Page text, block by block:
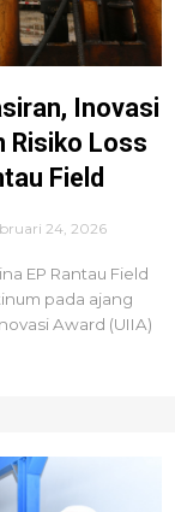
Inovasi
Risiko Loss
Field
24, 2026
EP Rantau Field
pada ajang
Award (UIIA)